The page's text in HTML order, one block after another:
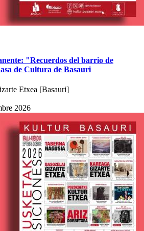
"Recuerdos del barrio de
de Cultura de Basauri
Etxea [Basauri]
2026